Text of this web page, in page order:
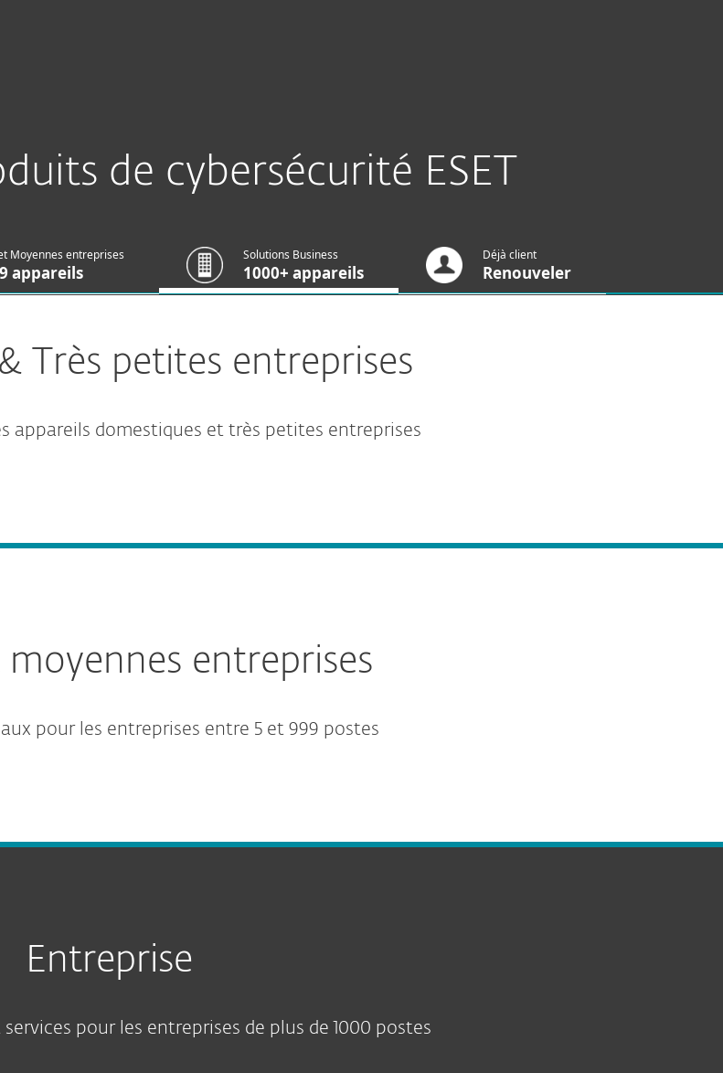
de cybersécurité ESET
Moyennes entreprises
appareils
Solutions Business
1000+ appareils
Déjà client
Renouveler
Très petites entreprises
appareils domestiques et très petites entreprises
moyennes entreprises
pour les entreprises entre 5 et 999 postes
Entreprise
pour les entreprises de plus de 1000 postes